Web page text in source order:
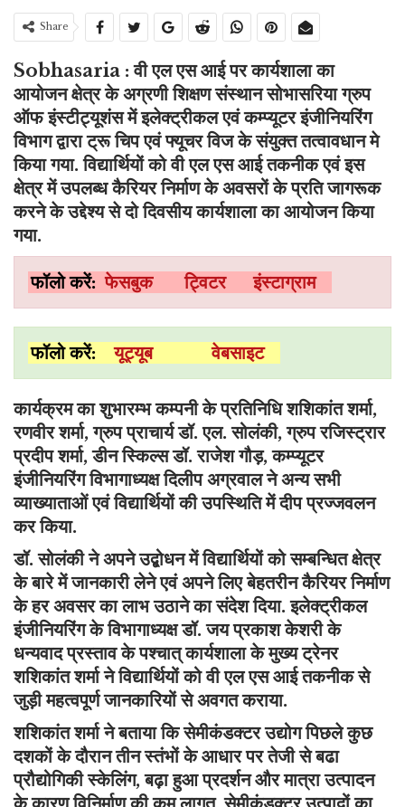
Share
Sobhasaria : वी एल एस आई पर कार्यशाला का
आयोजन क्षेत्र के अग्रणी शिक्षण संस्थान सोभासरिया ग्रुप
ऑफ इंस्टीट्यूशंस में इलेक्ट्रीकल एवं कम्प्यूटर इंजीनियरिंग
विभाग द्वारा ट्रू चिप एवं फ्यूचर विज के संयुक्त तत्वावधान मे
किया गया. विद्यार्थियों को वी एल एस आई तकनीक एवं इस
क्षेत्र में उपलब्ध कैरियर निर्माण के अवसरों के प्रति जागरूक
करने के उद्देश्य से दो दिवसीय कार्यशाला का आयोजन किया
गया.
फॉलो करें:फेसबुक ट्विटर इंस्टाग्राम
फॉलो करें:यूट्यूबवेबसाइट
कार्यक्रम का शुभारम्भ कम्पनी के प्रतिनिधि शशिकांत शर्मा,
रणवीर शर्मा, ग्रुप प्राचार्य डॉ. एल. सोलंकी, ग्रुप रजिस्ट्रार
प्रदीप शर्मा, डीन स्किल्स डॉ. राजेश गौड़, कम्प्यूटर
इंजीनियरिंग विभागाध्यक्ष दिलीप अग्रवाल ने अन्य सभी
व्याख्याताओं एवं विद्यार्थियों की उपस्थिति में दीप प्रज्जवलन
कर किया.
डॉ. सोलंकी ने अपने उद्बोधन में विद्यार्थियों को सम्बन्धित क्षेत्र
के बारे में जानकारी लेने एवं अपने लिए बेहतरीन कैरियर निर्माण
के हर अवसर का लाभ उठाने का संदेश दिया. इलेक्ट्रीकल
इंजीनियरिंग के विभागाध्यक्ष डॉ. जय प्रकाश केशरी के
धन्यवाद प्रस्ताव के पश्चात् कार्यशाला के मुख्य ट्रेनर
शशिकांत शर्मा ने विद्यार्थियों को वी एल एस आई तकनीक से
जुड़ी महत्वपूर्ण जानकारियों से अवगत कराया.
शशिकांत शर्मा ने बताया कि सेमीकंडक्टर उद्योग पिछले कुछ
दशकों के दौरान तीन स्तंभों के आधार पर तेजी से बढा
प्रौद्योगिकी स्केलिंग, बढ़ा हुआ प्रदर्शन और मात्रा उत्पादन